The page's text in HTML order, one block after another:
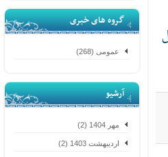
گروه های خبری
عمومی (268)
آرشیو
مهر 1404 (2)
اردیبهشت 1403 (2)